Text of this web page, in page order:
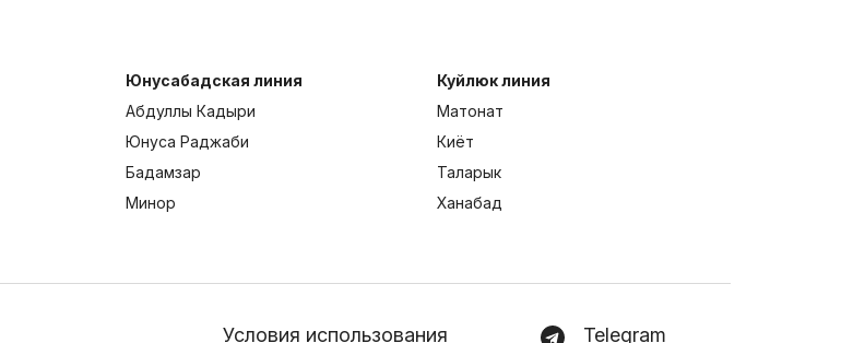
Юнусабадская линия
Абдуллы Кадыри
Юнуса Раджаби
Бадамзар
Минор
Куйлюк линия
Матонат
Киёт
Таларык
Ханабад
Условия использования Telegram